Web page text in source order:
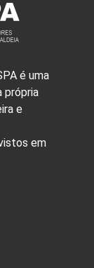
é uma
própria
e
em